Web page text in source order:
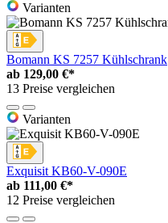
Varianten
Bomann KS 7257 Kühlschrank
ab 129,00 €*
13 Preise vergleichen
Varianten
Exquisit KB60-V-090E
ab 111,00 €*
12 Preise vergleichen